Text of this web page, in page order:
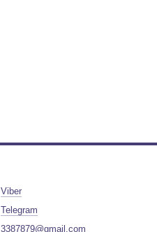
Viber
Telegram
3387879@gmail.com